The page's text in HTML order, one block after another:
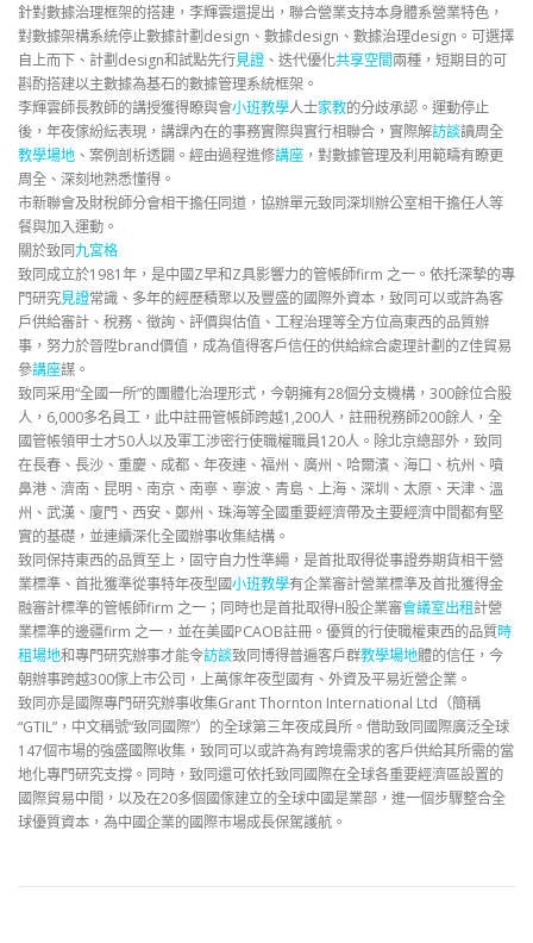
針對數據治理框架的搭建，李輝雲還提出，聯合營業支持本身體系營業特色，
對數據架構系統停止數據計劃design、數據design、數據治理design。可選擇
自上而下、計劃design和試點先行見證 、迭代優化共享空間兩種，短期目的可
斟酌搭建以主數據為基石的數據管理系統框架。
李輝雲師長教師的講授獲得瞭與會小班教學人士家教的分歧承認。運動停止
後，年夜傢紛紜表現，講課內在的事務實際與實行相聯合，實際解訪談讀周全
教學場地 、案例剖析透闢。經由過程進修講座 ，對數據管理及利用範疇有瞭更
周全、深刻地熟悉懂得。
市新聯會及財稅師分會相干擔任同道，協辦單元致同深圳辦公室相干擔任人等
餐與加入運動。
關於致同九宮格
致同成立於1981年，是中國Z早和Z具影響力的管帳師firm 之一。依托深摯的專
門研究見證常識、多年的經歷積聚以及豐盛的國際外資本，致同可以或許為客
戶供給審計、稅務、徵詢、評價與估值、工程治理等全方位高東西的品質辦
事，努力於晉陞brand價值，成為值得客戶信任的供給綜合處理計劃的Z佳貿易
參講座謀。
致同采用“全國一所”的團體化治理形式，今朝擁有28個分支機構，300餘位合股
人，6,000多名員工，此中註冊管帳師跨越1,200人，註冊稅務師200餘人，全
國管帳領甲士才50人以及軍工涉密行使職權職員120人。除北京總部外，致同
在長春、長沙、重慶、成都、年夜連、福州、廣州、哈爾濱、海口、杭州、噴
鼻港、濟南、昆明、南京、南寧、寧波、青島、上海、深圳、太原、天津、溫
州、武漢、廈門、西安、鄭州、珠海等全國重要經濟帶及主要經濟中間都有堅
實的基礎，並連續深化全國辦事收集結構。
致同保持東西的品質至上，固守自力性準繩，是首批取得從事證券期貨相干營
業標準、首批獲準從事特年夜型國小班教學有企業審計營業標準及首批獲得金
融審計標準的管帳師firm 之一；同時也是首批取得H股企業審會議室出租計營
業標準的邊疆firm 之一，並在美國PCAOB註冊。優質的行使職權東西的品質時
租場地和專門研究辦事才能令訪談致同博得普遍客戶群教學場地體的信任，今
朝辦事跨越300傢上市公司，上萬傢年夜型國有、外資及平易近營企業。
致同亦是國際專門研究辦事收集Grant Thornton International Ltd（簡稱
“GTIL”，中文稱號“致同國際”）的全球第三年夜成員所。借助致同國際廣泛全球
147個市場的強盛國際收集，致同可以或許為有跨境需求的客戶供給其所需的當
地化專門研究支撐。同時，致同還可依托致同國際在全球各重要經濟區設置的
國際貿易中間，以及在20多個國傢建立的全球中國是業部，進一個步驟整合全
球優質資本，為中國企業的國際市場成長保駕護航。